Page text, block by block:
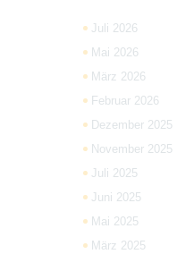
Juli 2026
Mai 2026
März 2026
Februar 2026
Dezember 2025
November 2025
Juli 2025
Juni 2025
Mai 2025
März 2025